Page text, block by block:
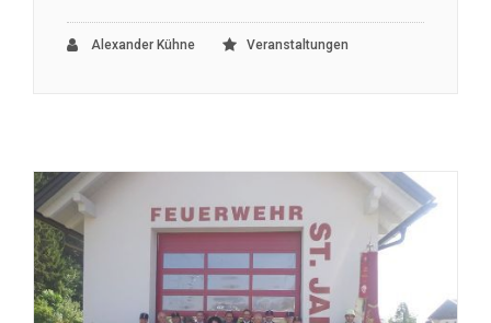
Alexander Kühne Veranstaltungen